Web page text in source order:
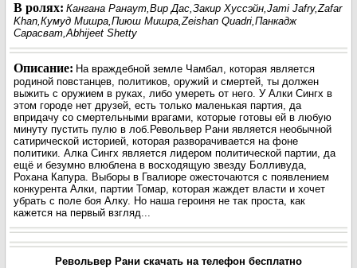
В ролях: Кангана Ранаут,Вир Дас,Закир Хуссэйн,Jami Jafry,Zafar
Khan,Кумуд Мишра,Пиюш Мишра,Zeishan Quadri,Панкадж
Сарасват,Abhijeet Shetty
Описание: На враждебной земле Чамбал, которая является
родиной повстанцев, политиков, оружий и смертей, ты должен
выжить с оружием в руках, либо умереть от него. У Алки Сингх в
этом городе нет друзей, есть только маленькая партия, да
впридачу со смертельными врагами, которые готовы ей в любую
минуту пустить пулю в лоб.Револьвер Рани является необычной
сатирической историей, которая разворачивается на фоне
политики. Алка Сингх является лидером политической партии, да
ещё и безумно влюблена в восходящую звезду Болливуда,
Рохана Капура. Выборы в Гвалиоре ожесточаются с появлением
конкурента Алки, партии Томар, которая жаждет власти и хочет
убрать с поле боя Алку. Но наша героиня не так проста, как
кажется на первый взгляд...
Револьвер Рани скачать на телефон бесплатно